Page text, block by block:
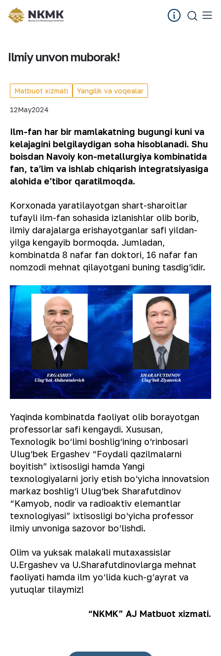
Ilmiy unvon muborak!
Matbuot xizmati Yangilik va voqealar
12May2024
Ilm-fan har bir mamlakatning bugungi kuni va
kelajagini belgilaydigan soha hisoblanadi. Shu
boisdan Navoiy kon-metallurgiya kombinatida
fan, taʼlim va ishlab chiqarish integratsiyasiga
alohida eʼtibor qaratilmoqda.
Korxonada yaratilayotgan shart-sharoitlar
tufayli ilm-fan sohasida izlanishlar olib borib,
ilmiy darajalarga erishayotganlar safi yildan-
yilga kengayib bormoqda. Jumladan,
kombinatda 8 nafar fan doktori, 16 nafar fan
nomzodi mehnat qilayotgani buning tasdig‘idir.
Yaqinda kombinatda faoliyat olib borayotgan
professorlar safi kengaydi. Xususan,
Texnologik bo‘limi boshlig‘ining o‘rinbosari
Ulug‘bek Ergashev “Foydali qazilmalarni
boyitish” ixtisosligi hamda Yangi
texnologiyalarni joriy etish bo‘yicha innovatsion
markaz boshlig‘i Ulug‘bek Sharafutdinov
“Kamyob, nodir va radioaktiv elemantlar
texnologiyasi” ixtisosligi bo‘yicha professor
ilmiy unvoniga sazovor bo‘lishdi.
Olim va yuksak malakali mutaxassislar
U.Ergashev va U.Sharafutdinovlarga mehnat
faoliyati hamda ilm yo‘lida kuch-g‘ayrat va
yutuqlar tilaymiz!
“NKMK” AJ Matbuot xizmati.